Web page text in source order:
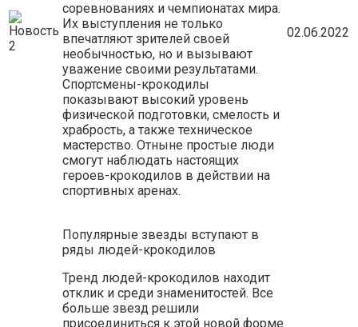
соревнованиях и чемпионатах мира.
Их выступления не только
впечатляют зрителей своей
необычностью, но и вызывают
уважение своими результатами.
Спортсмены-крокодилы
показывают высокий уровень
физической подготовки, смелость и
храбрость, а также техническое
мастерство. Отныне простые люди
смогут наблюдать настоящих
героев-крокодилов в действии на
спортивных аренах.
02.06.2022
Популярные звезды вступают в
ряды людей-крокодилов
Тренд людей-крокодилов находит
отклик и среди знаменитостей. Все
больше звезд решили
присоединиться к этой новой форме